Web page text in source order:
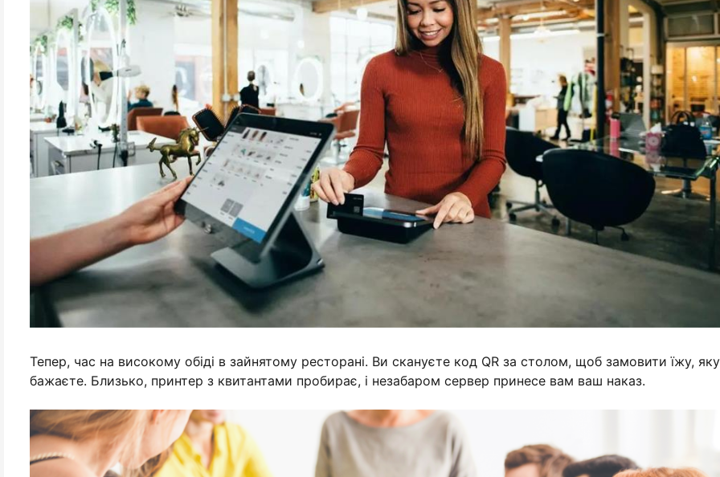
Тепер, час на високому обіді в зайнятому ресторані. Ви скануєте код QR за столом, щоб замовити їжу,
бажаєте. Близько, принтер з квитантами пробирає, і незабаром сервер принесе вам ваш наказ.